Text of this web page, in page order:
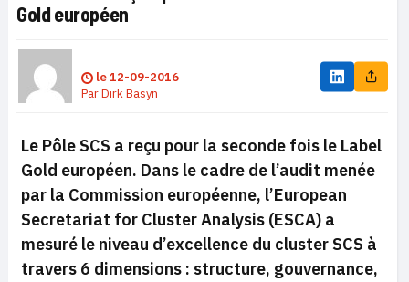
Gold européen
le12-09-2016
ParDirk Basyn
Le Pôle SCS a reçu pour la seconde fois le Label
Gold européen. Dans le cadre de l’audit menée
par la Commission européenne, l’European
Secretariat for Cluster Analysis (ESCA) a
mesuré le niveau d’excellence du cluster SCS à
travers 6 dimensions : structure, gouvernance,